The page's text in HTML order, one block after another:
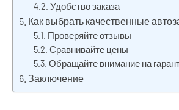
Удобство заказа
Как выбрать качественные
Проверяйте отзывы
Сравнивайте цены
Обращайте внимание на
Заключение